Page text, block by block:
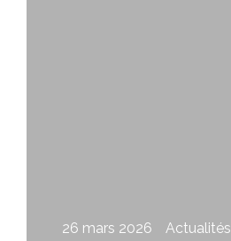
26 mars 2026 Actualités